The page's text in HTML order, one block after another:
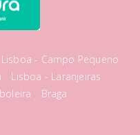
Lisboa - Campo Pequeno
Lisboa - Laranjeiras
Braga